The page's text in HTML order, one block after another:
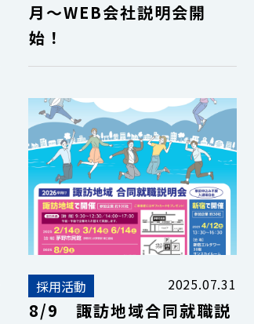
月～WEB会社説明会開
始！
採用活動 2025.07.31
8/9 諏訪地域合同就職説